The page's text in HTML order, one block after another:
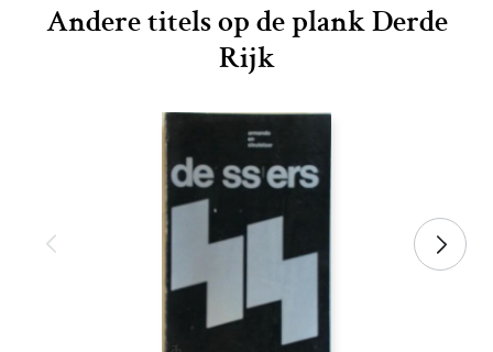
Andere titels op de plank Derde
Rijk